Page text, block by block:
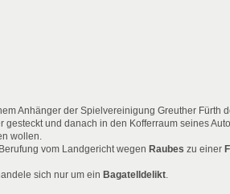
Anhänger der Spielvereinigung Greuther Fürth
und danach in den Kofferraum seines
wollen.
vom Landgericht wegen Raubes zu einer
sich nur um ein Bagatelldelikt.